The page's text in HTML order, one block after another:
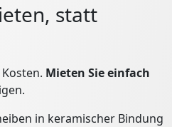
statt
Mieten Sie einfach
in keramischer Bindung